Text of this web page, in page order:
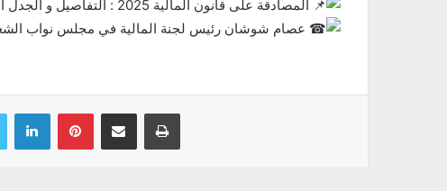
المصادقة على قانون المالية 2025 : التفاصيل و الجدل الذي رافق بعض الفصول
عصام شوشان رئيس لجنة المالية في مجلس نواب
Twitter Linkedin Pinterest Partager par email Imprimer